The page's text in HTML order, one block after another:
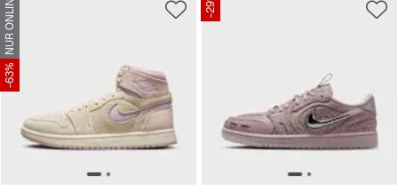
NUR ONLINE
-63%